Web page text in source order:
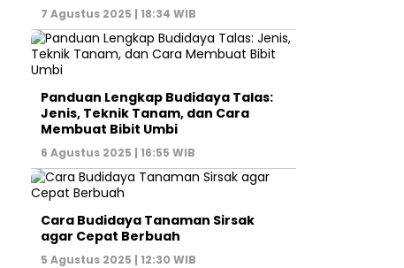
7 Agustus 2025 | 18:34 WIB
Panduan Lengkap Budidaya Talas:
Jenis, Teknik Tanam, dan Cara
Membuat Bibit Umbi
6 Agustus 2025 | 16:55 WIB
Cara Budidaya Tanaman Sirsak
agar Cepat Berbuah
5 Agustus 2025 | 12:30 WIB